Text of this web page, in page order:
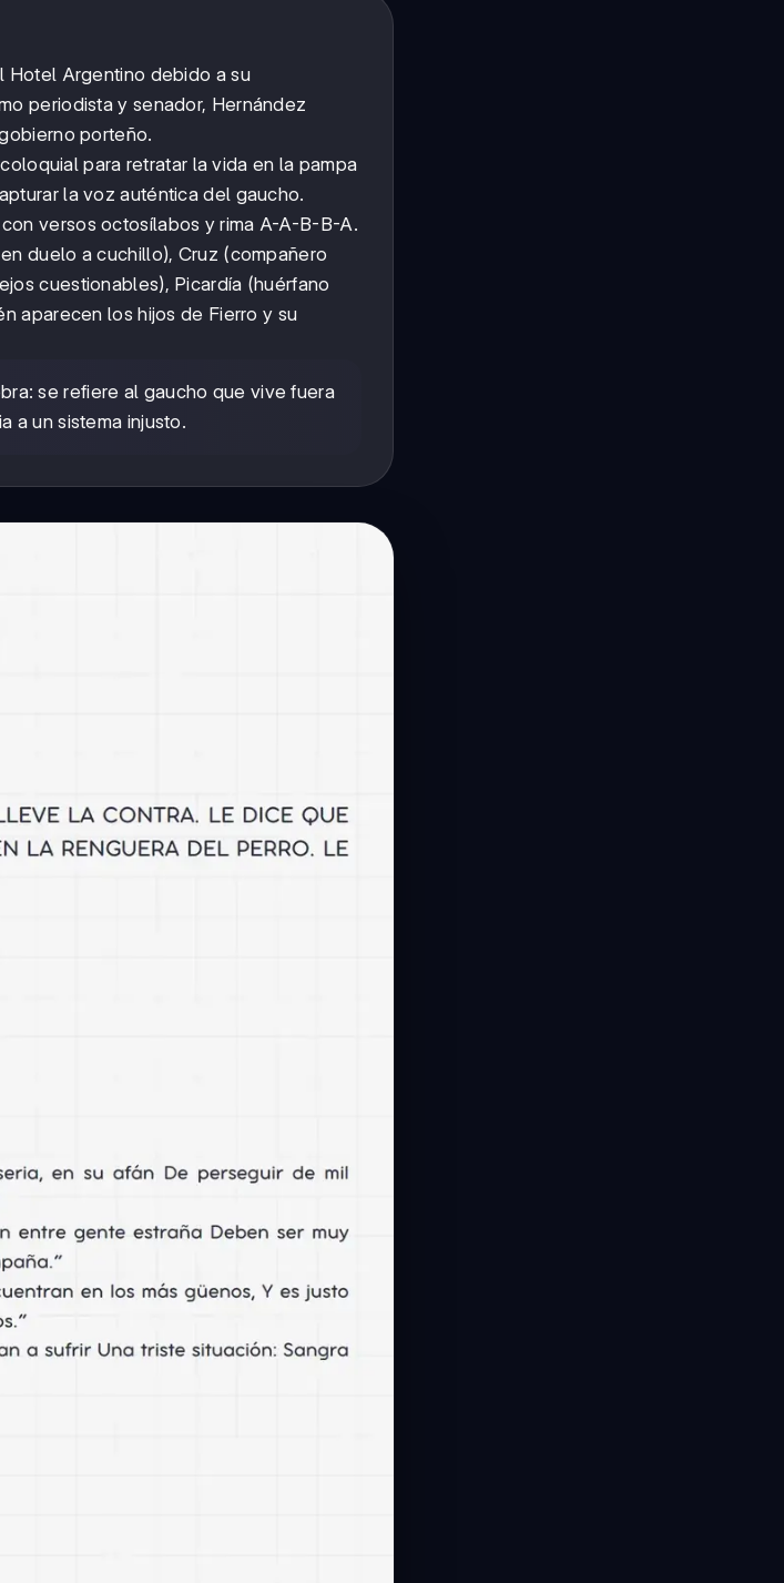
Hotel Argentino debido a su
periodista y senador, Hernández
porteño.
para retratar la vida en la pampa
la voz auténtica del gaucho.
versos octosílabos y rima A-A-B-B-A.
duelo a cuchillo), Cruz (compañero
cuestionables), Picardía (huérfano
aparecen los hijos de Fierro y su
se refiere al gaucho que vive fuera
a un sistema injusto.